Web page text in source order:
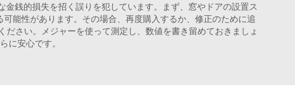
金銭的損失を招く誤りを犯しています。まず、窓やドアの設置ス
能性があります。その場合、再度購入するか、修正のために追
さい。メジャーを使って測定し、数値を書き留めておきましょ
に安心です。